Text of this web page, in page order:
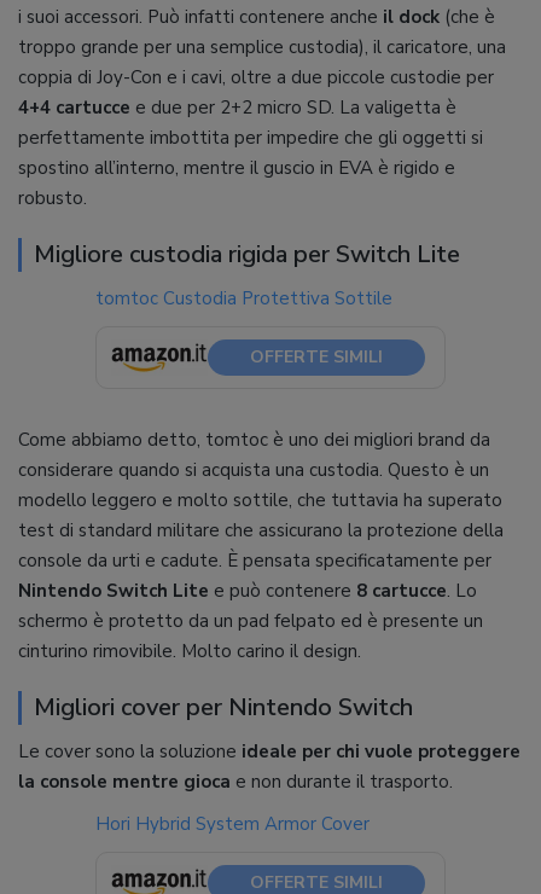
i suoi accessori. Può infatti contenere anche il dock (che è
troppo grande per una semplice custodia), il caricatore, una
coppia di Joy-Con e i cavi, oltre a due piccole custodie per
4+4 cartucce e due per 2+2 micro SD. La valigetta è
perfettamente imbottita per impedire che gli oggetti si
spostino all’interno, mentre il guscio in EVA è rigido e
robusto.
Migliore custodia rigida per Switch Lite
tomtoc Custodia Protettiva Sottile
OFFERTE SIMILI
Come abbiamo detto, tomtoc è uno dei migliori brand da
considerare quando si acquista una custodia. Questo è un
modello leggero e molto sottile, che tuttavia ha superato
test di standard militare che assicurano la protezione della
console da urti e cadute. È pensata specificatamente per
Nintendo Switch Lite e può contenere 8 cartucce. Lo
schermo è protetto da un pad felpato ed è presente un
cinturino rimovibile. Molto carino il design.
Migliori cover per Nintendo Switch
Le cover sono la soluzione ideale per chi vuole proteggere
la console mentre gioca e non durante il trasporto.
Hori Hybrid System Armor Cover
OFFERTE SIMILI